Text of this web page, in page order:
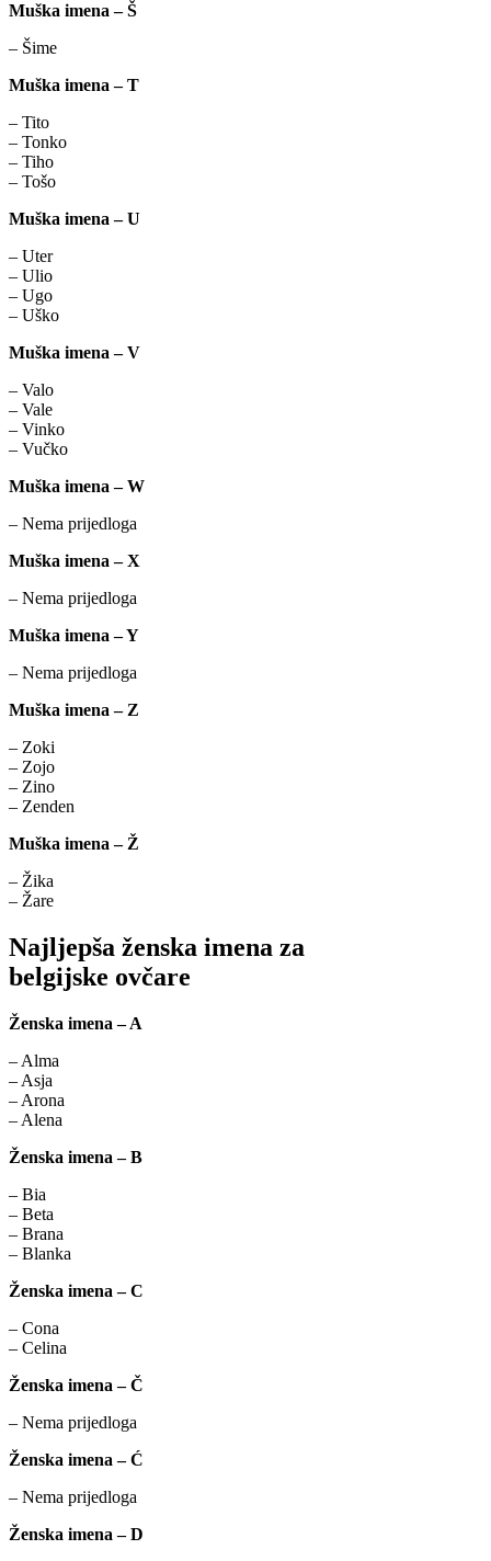
Muška imena – Š
– Šime
Muška imena – T
– Tito
– Tonko
– Tiho
– Tošo
Muška imena – U
– Uter
– Ulio
– Ugo
– Uško
Muška imena – V
– Valo
– Vale
– Vinko
– Vučko
Muška imena – W
– Nema prijedloga
Muška imena – X
– Nema prijedloga
Muška imena – Y
– Nema prijedloga
Muška imena – Z
– Zoki
– Zojo
– Zino
– Zenden
Muška imena – Ž
– Žika
– Žare
Najljepša ženska imena za
belgijske ovčare
Ženska imena – A
– Alma
– Asja
– Arona
– Alena
Ženska imena – B
– Bia
– Beta
– Brana
– Blanka
Ženska imena – C
– Cona
– Celina
Ženska imena – Č
– Nema prijedloga
Ženska imena – Ć
– Nema prijedloga
Ženska imena – D